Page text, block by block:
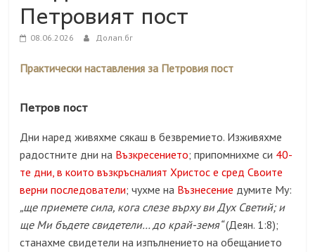
Петровият пост
08.06.2026 Долап.бг
Практически наставления за Петровия пост
Петров пост
Дни наред живяхме сякаш в безвремието. Изживяхме
радостните дни на Възкресението; припомнихме си 40-
те дни, в които възкръсналият Христос е сред Своите
верни последователи; чухме на Възнесение думите Му:
„ще приемете сила, кога слезе върху ви Дух Светий; и
ще Ми бъдете свидетели… до край-земя“(Деян. 1:8);
станахме свидетели на изпълнението на обещанието